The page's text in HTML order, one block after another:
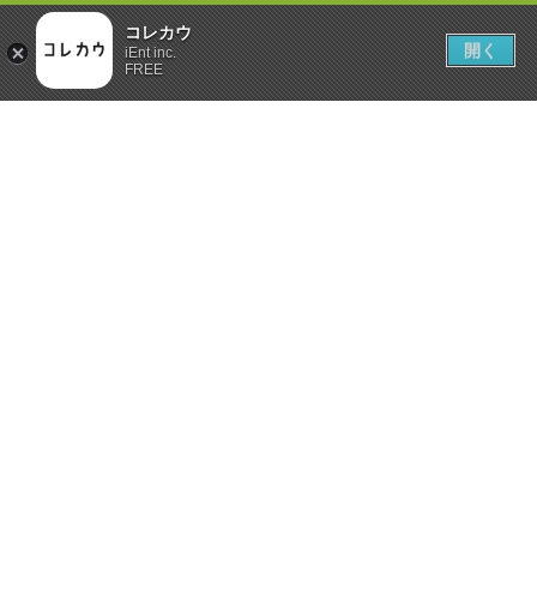
コレカウ
iEnt inc.
FREE
開く